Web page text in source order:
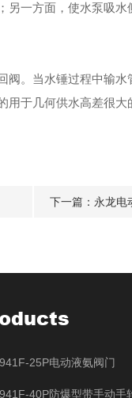
一方面，使水泵吸
。当水锤过程中输
于几何供水高差很
下一篇： 永龙电
25P电动液氨阀门
40P防爆型带手动手